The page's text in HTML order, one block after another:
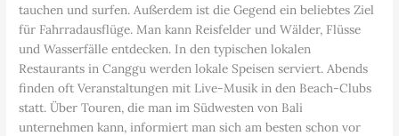
tauchen und surfen. Außerdem ist die Gegend ein beliebtes Ziel
für Fahrradausflüge. Man kann Reisfelder und Wälder, Flüsse
und Wasserfälle entdecken. In den typischen lokalen
Restaurants in Canggu werden lokale Speisen serviert. Abends
finden oft Veranstaltungen mit Live-Musik in den Beach-Clubs
statt. Über Touren, die man im Südwesten von Bali
unternehmen kann, informiert man sich am besten schon vor